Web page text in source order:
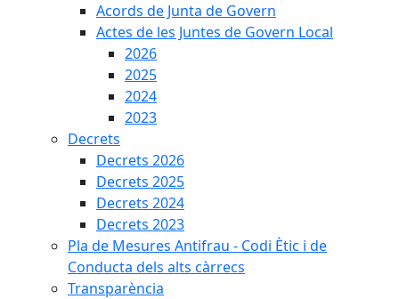
Acords de Junta de Govern
Actes de les Juntes de Govern Local
2026
2025
2024
2023
Decrets
Decrets 2026
Decrets 2025
Decrets 2024
Decrets 2023
Pla de Mesures Antifrau - Codi Ètic i de
Conducta dels alts càrrecs
Transparència